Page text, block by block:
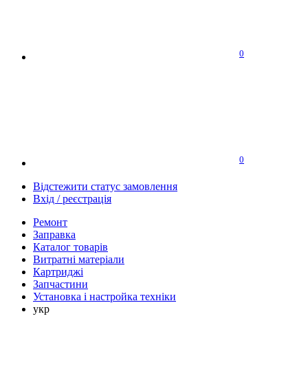
0
0
Відстежити статус замовлення
Вхід / реєстрація
Ремонт
Заправка
Каталог товарів
Витратні матеріали
Картриджі
Запчастини
Установка і настройка техніки
укр